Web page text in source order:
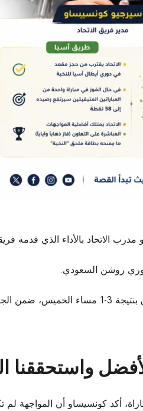
مدرب الاتحاد بالأداء الذي قدمه
روشن السعودي.
أبطال آسيا للنخبة
واستحققنا
أكد كونسيساو أن المواجهة